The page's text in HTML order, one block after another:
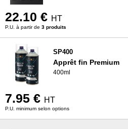
22.10 € HT
P.U. à partir de 3 produits
SP400
Apprêt fin Premium
400ml
7.95 € HT
P.U. minimum selon options